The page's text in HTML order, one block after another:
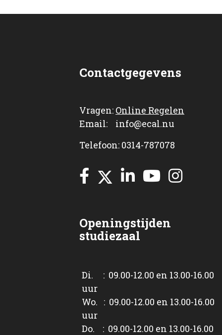
Contactgegevens
Vragen: Online Regelen
Email: info@ecal.nu
Telefoon: 0314-787078
Openingstijden
studiezaal
Di. : 09.00-12.00 en 13.00-16.00
uur
Wo. : 09.00-12.00 en 13.00-16.00
uur
Do. : 09.00-12.00 en 13.00-16.00